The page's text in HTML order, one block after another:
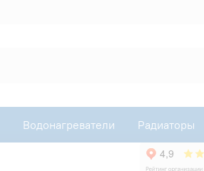
Водонагреватели Радиаторы